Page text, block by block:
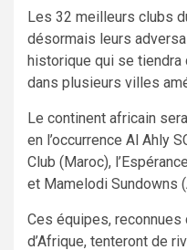
Les 32 meilleurs clubs
désormais leurs
historique qui se tiendra
dans plusieurs villes
Le continent africain
en l’occurrence Al Ahly
Club (Maroc),
et Mamelodi Sundowns
Ces équipes,
d’Afrique, tenteront de